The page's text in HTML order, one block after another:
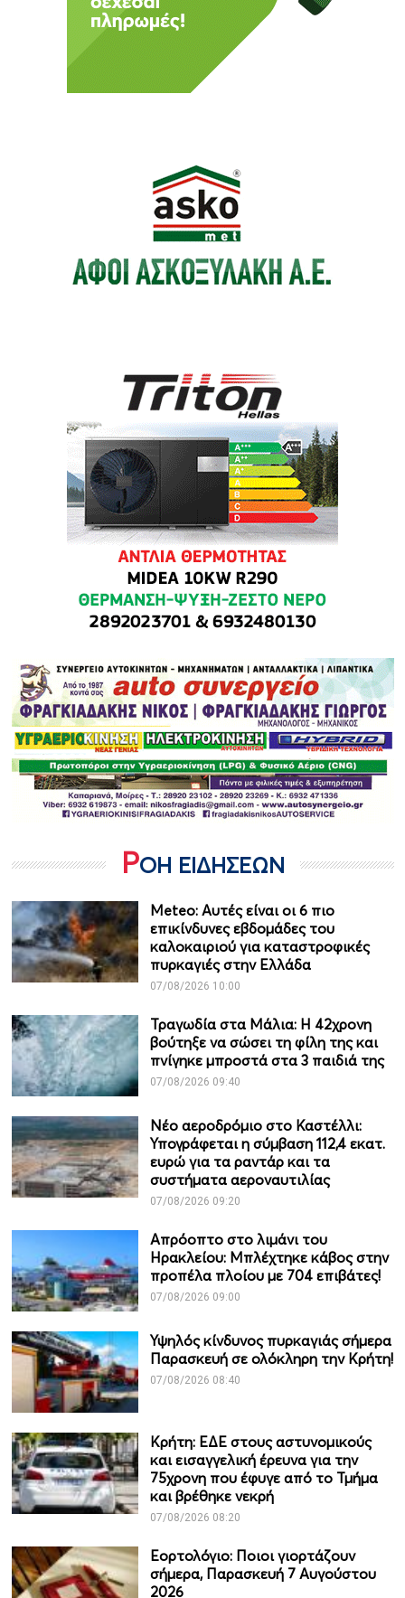
ΡΟΗ ΕΙΔΗΣΕΩΝ
Meteo: Aυτές είναι οι 6 πιο
επικίνδυνες εβδομάδες του
καλοκαιριού για καταστροφικές
πυρκαγιές στην Ελλάδα
07/08/2026 10:00
Τραγωδία στα Μάλια: Η 42χρονη
βούτηξε να σώσει τη φίλη της και
πνίγηκε μπροστά στα 3 παιδιά της
07/08/2026 09:40
Νέο αεροδρόμιο στο Καστέλλι:
Υπογράφεται η σύμβαση 112,4 εκατ.
ευρώ για τα ραντάρ και τα
συστήματα αεροναυτιλίας
07/08/2026 09:20
Απρόοπτο στο λιμάνι του
Ηρακλείου: Μπλέχτηκε κάβος στην
προπέλα πλοίου με 704 επιβάτες!
07/08/2026 09:00
Υψηλός κίνδυνος πυρκαγιάς σήμερα
Παρασκευή σε ολόκληρη την Κρήτη!
07/08/2026 08:40
Κρήτη: ΕΔΕ στους αστυνομικούς
και εισαγγελική έρευνα για την
75χρονη που έφυγε από το Τμήμα
και βρέθηκε νεκρή
07/08/2026 08:20
Εορτολόγιο: Ποιοι γιορτάζουν
σήμερα, Παρασκευή 7 Αυγούστου
2026